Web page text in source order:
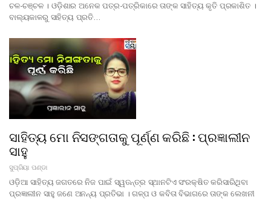
ଚଳ-ଚଞ୍ଚଳ । ଓଡ଼ିଶାର ଅନେକ ପତ୍ର-ପତ୍ରିକାରେ ତାଙ୍କ ସାହିତ୍ୟ କୃତି ପ୍ରକାଶିତ ।
ବାଲ୍ୟକାଳରୁ ସାହିତ୍ୟ ପ୍ରତି…
ସାହିତ୍ୟ ମୋ ନିସଙ୍ଗତାକୁ ପୂର୍ଣ୍ଣ କରିଛି : ପ୍ରଜ୍ଞାଲୀନ
ସାହୁ
ସୁପ୍ରିୟା ପଣ୍ଡା
ଓଡ଼ିଆ ସାହିତ୍ୟ ଜଗତରେ ନିଜ ପାଇଁ ସ୍ୱତନ୍ତ୍ର ସ୍ଥାନଟିଏ ସଂରକ୍ଷିତ କରିସାରିଥିବା
ପ୍ରଜ୍ଞାଲୀନ ସାହୁ ଜଣେ ଅନନ୍ୟ ପ୍ରତିଭା । ଗଳ୍ପ ଓ କବିତା ବିଭାଗରେ ତାଙ୍କ ଲେଖନୀ